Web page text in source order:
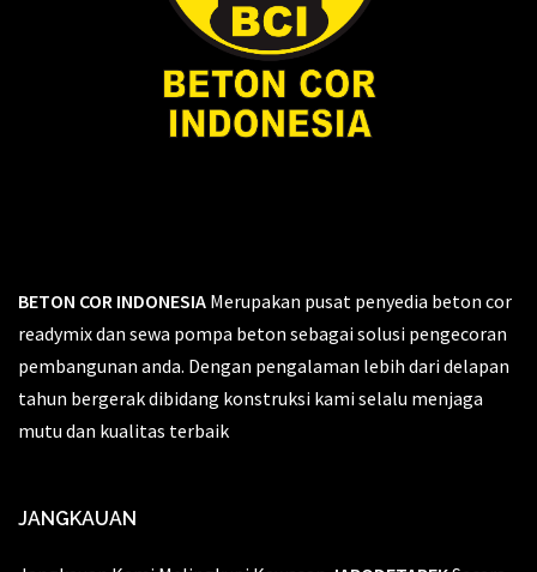
BETON COR INDONESIA Merupakan pusat penyedia beton cor
readymix dan sewa pompa beton sebagai solusi pengecoran
pembangunan anda. Dengan pengalaman lebih dari delapan
tahun bergerak dibidang konstruksi kami selalu menjaga
mutu dan kualitas terbaik
JANGKAUAN